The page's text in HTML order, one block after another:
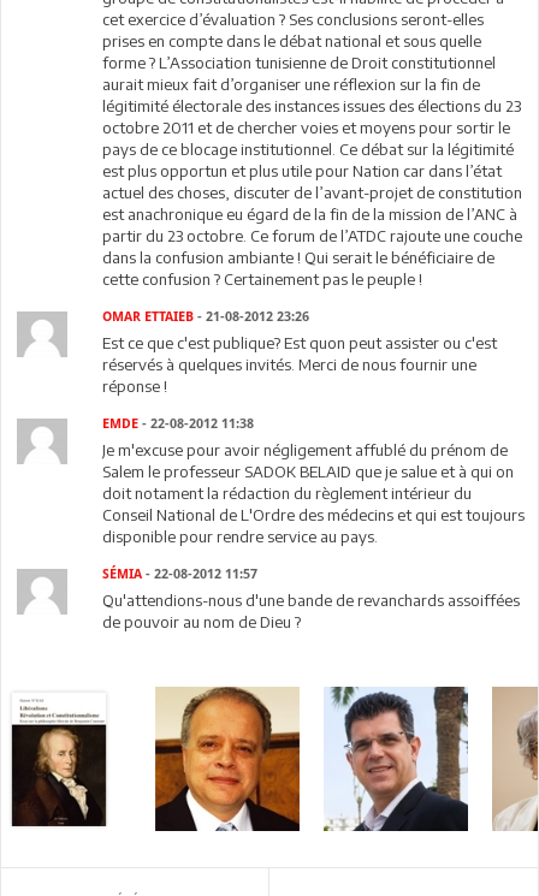
cet exercice d’évaluation ? Ses conclusions seront-elles
prises en compte dans le débat national et sous quelle
forme ? L’Association tunisienne de Droit constitutionnel
aurait mieux fait d’organiser une réflexion sur la fin de
légitimité électorale des instances issues des élections du 23
octobre 2011 et de chercher voies et moyens pour sortir le
pays de ce blocage institutionnel. Ce débat sur la légitimité
est plus opportun et plus utile pour Nation car dans l’état
actuel des choses, discuter de l’avant-projet de constitution
est anachronique eu égard de la fin de la mission de l’ANC à
partir du 23 octobre. Ce forum de l’ATDC rajoute une couche
dans la confusion ambiante ! Qui serait le bénéficiaire de
cette confusion ? Certainement pas le peuple !
OMAR ETTAIEB - 21-08-2012 23:26
Est ce que c'est publique? Est quon peut assister ou c'est
réservés à quelques invités. Merci de nous fournir une
réponse !
EMDE - 22-08-2012 11:38
Je m'excuse pour avoir négligement affublé du prénom de
Salem le professeur SADOK BELAID que je salue et à qui on
doit notament la rédaction du règlement intérieur du
Conseil National de L'Ordre des médecins et qui est toujours
disponible pour rendre service au pays.
SÉMIA- 22-08-2012 11:57
Qu'attendions-nous d'une bande de revanchards assoiffées
de pouvoir au nom de Dieu ?